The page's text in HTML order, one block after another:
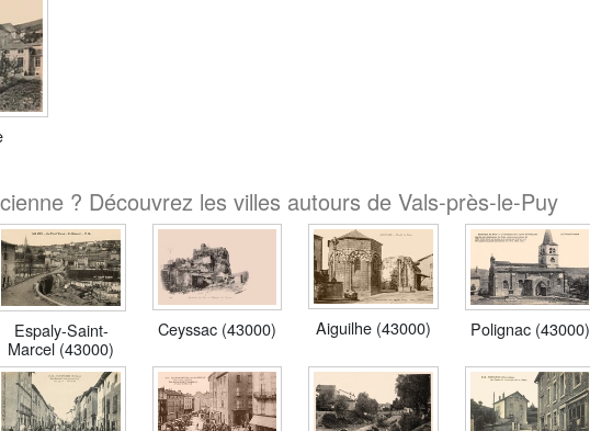
? Découvrez les villes autours de Vals-près-le-Puy
Espaly-Saint-
Marcel (43000)
Ceyssac (43000) Aiguilhe (43000) Polignac (43000)